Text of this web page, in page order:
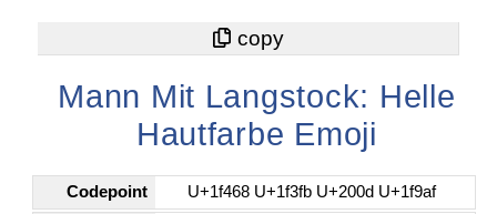
Mann Mit Langstock: Helle
Hautfarbe Emoji
Codepoint U+1f468 U+1f3fb U+200d U+1f9af